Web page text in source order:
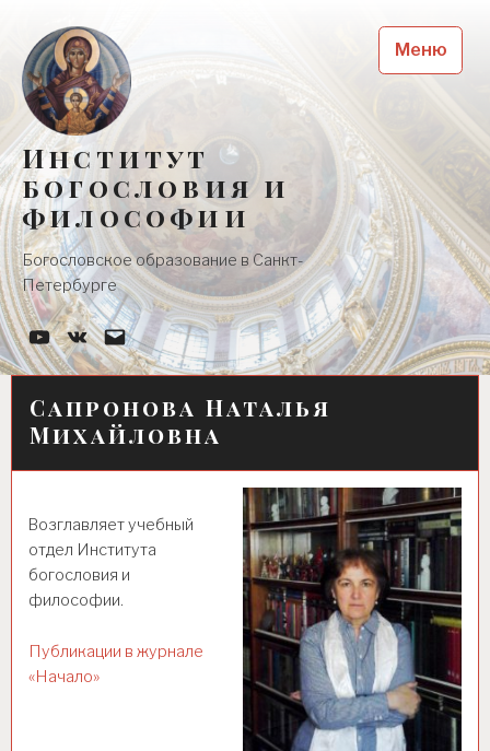
content
Институт
богословия и
философии
Богословское образование в Санкт-
Петербурге
YouTube-
канал
Наша
группа
Почта
Меню
Сапронова Наталья
Михайловна
Возглавляет учебный
отдел Института
богословия и
философии.
Публикации в журнале
«Начало»